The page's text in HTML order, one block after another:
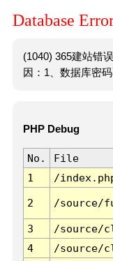
Database
(1040) 365建站错
因：1、数据库密
PHP Debug
No. File
1
/
2 /source/
3 /source/
4
/source/